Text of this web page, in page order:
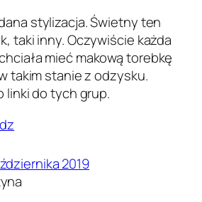
stylizacja. Świetny ten
taki inny. Oczywiście każda
mieć makową torebkę
takim stanie z odzysku.
linki do tych grup.
2019